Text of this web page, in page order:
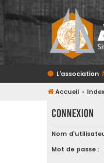
L'association
Accueil
Connexion
Nom
Mot de passe :